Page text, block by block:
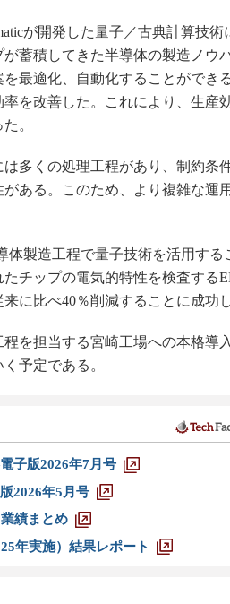
ニア」の
が開発した量子／古典計算技術
蓄積してきた半導体の製造ノウ
最適化、自動化することができる
を改善した。これにより、生産
。
多くの処理工程があり、制約条
ある。このため、より複雑な運
体製造工程で量子技術を活用する
チップの電気的特性を検査する
に比べ40％削減することに成功し
を担当する宮崎工場への本格導
予定である。
子版2026年7月号
2026年5月号
績まとめ
年実施）結果レポート